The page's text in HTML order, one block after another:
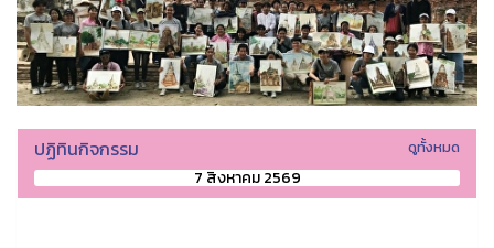
ปฏิทินกิจกรรม ดูทั้งหมด
7 สิงหาคม 2569